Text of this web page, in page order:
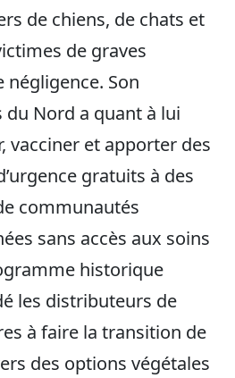
de chiens, de chats et
de graves
Son
Nord a quant à lui
vacciner et apporter des
gratuits à des
communautés
sans accès aux soins
historique
les distributeurs de
à faire la transition de
des options végétales